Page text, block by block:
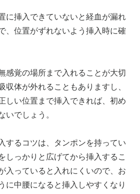
に挿入できていないと経血が漏れ
、位置がずれないよう挿入時に確
感覚の場所まで入れることが大切
収体が外れることもありますし、
しい位置まで挿入できれば、初め
いでしょう。
するコツは、タンポンを持ってい
しっかりと広げてから挿入するこ
入っていると入れにくいので、お
に中腰になると挿入しやすくなり